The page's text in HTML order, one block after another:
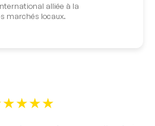
alliée à la
marchés locaux.